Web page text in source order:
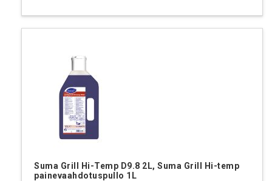
Suma Grill Hi-Temp D9.8 2L, Suma Grill Hi-temp
painevaahdotuspullo 1L